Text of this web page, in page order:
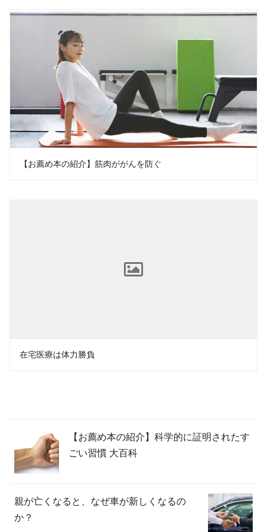
【お薦め本の紹介】筋肉ががんを防ぐ
在宅医療は体力勝負
【お薦め本の紹介】科学的に証明されたす
ごい習慣 大百科
親が亡くなると、なぜ車が新しくなるの
か？